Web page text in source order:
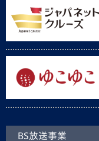
BS放送事業